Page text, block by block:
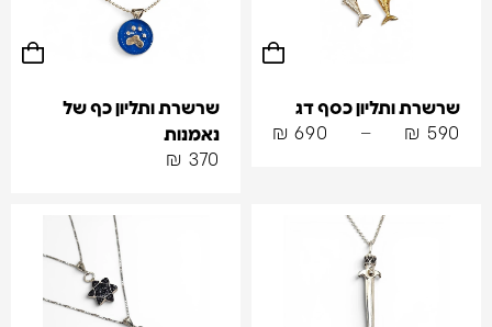
שרשרת ותליון כסף דג
₪ 590
–
₪ 690
שרשרת ותליון כף של
נאמנות
₪ 370